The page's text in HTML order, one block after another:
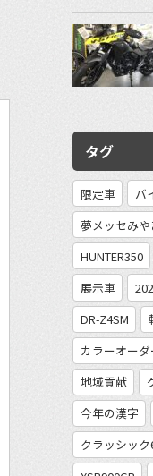
タグ
限定車
バ
夢メッセみや
HUNTER350
展示車
DR-Z4SM
カラーオーダ
地域貢献
今年の漢字
クラッシック